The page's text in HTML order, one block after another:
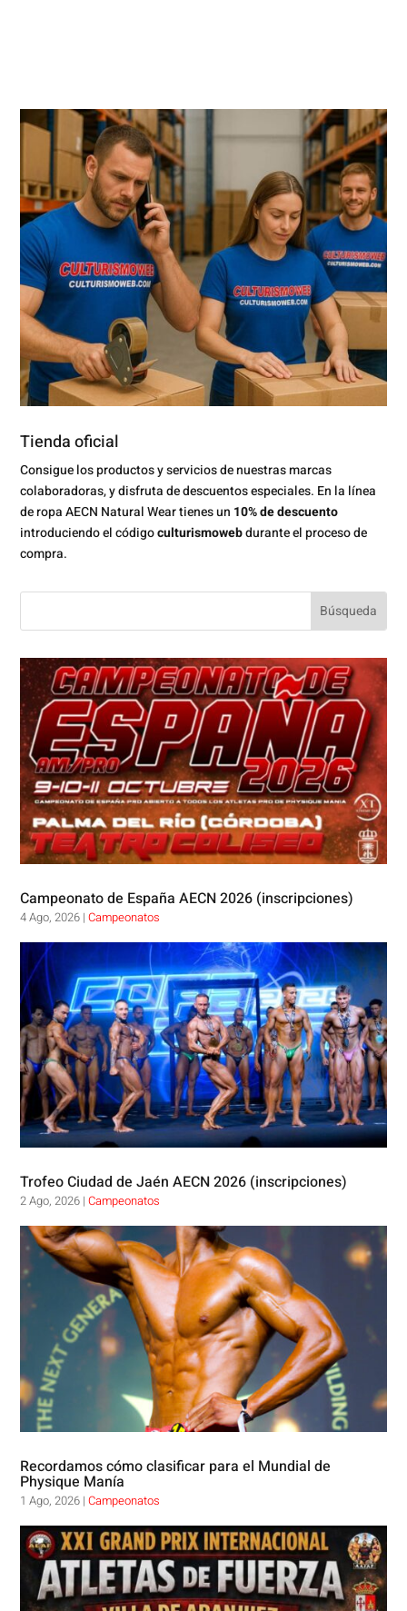
Tienda oficial
Consigue los productos y servicios de nuestras marcas
colaboradoras, y disfruta de descuentos especiales. En la línea
de ropa AECN Natural Wear tienes un 10% de descuento
introduciendo el códigoculturismowebdurante el proceso de
compra.
Campeonato de España AECN 2026 (inscripciones)
4 Ago, 2026 |Campeonatos
Trofeo Ciudad de Jaén AECN 2026 (inscripciones)
2 Ago, 2026 |Campeonatos
Recordamos cómo clasificar para el Mundial de
Physique Manía
1 Ago, 2026 |Campeonatos